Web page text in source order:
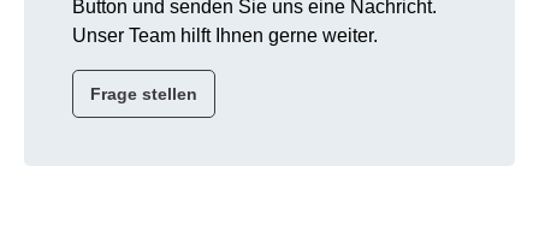
Button und senden Sie uns eine Nachricht.
Unser Team hilft Ihnen gerne weiter.
Frage stellen